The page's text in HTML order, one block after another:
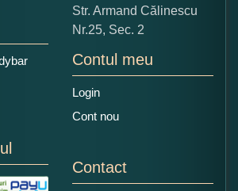
Str. Armand Călinescu
Nr.25, Sec. 2
Contul meu
Login
Cont nou
Contact